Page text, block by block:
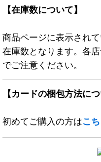
【在庫数について】
商品ページに表示され
在庫数となります。各
でご注意ください。
【カードの梱包方法につ
初めてご購入の方はこ